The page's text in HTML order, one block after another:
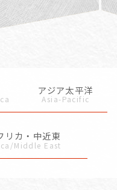
アジア太平洋
Asia-Pacific
リカ・中近東
Middle East